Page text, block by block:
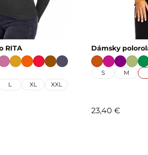
RITA
L XL
XXL
Dámsky
S M
23,40 €